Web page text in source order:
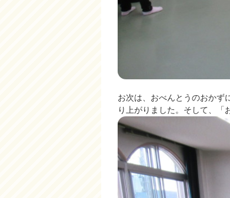
お次は、おべんとうのおかず
り上がりました。そして、「